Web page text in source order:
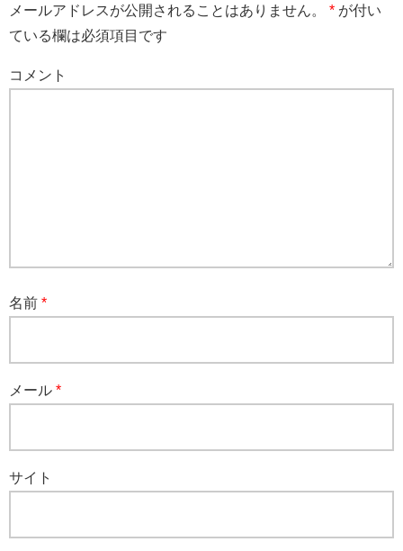
メールアドレスが公開されることはありません。 * が付い
ている欄は必須項目です
コメント
名前 *
メール *
サイト